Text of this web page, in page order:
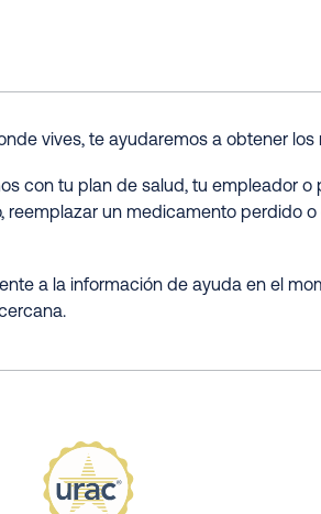
vives, te ayudaremos a obtener
con tu plan de salud, tu empleador
un medicamento perdido
a la información de ayuda en el